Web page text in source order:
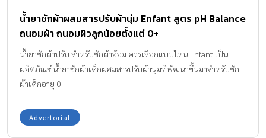
น้ำยาซักผ้าผสมสารปรับผ้านุ่ม Enfant สูตร pH Balance
ถนอมผ้า ถนอมผิวลูกน้อยตั้งแต่ 0+
น้ำยาซักผ้าปรับ สำหรับซักผ้าอ้อม ควรเลือกแบบไหน Enfant เป็น
ผลิตภัณฑ์น้ำยาซักผ้าเด็กผสมสารปรับผ้านุ่มที่พัฒนาขึ้นมาสำหรับซัก
ผ้าเด็กอายุ 0+
Advertorial